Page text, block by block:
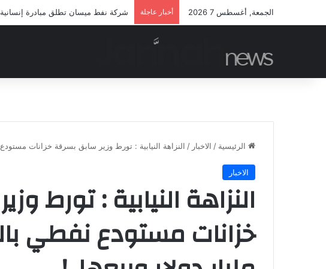
الجمعة, أغسطس 7 2026 أخبار عاجلة شركة نفط ميسان تطلق مبادرة إنسانية
الرئيسية / الاخبار / النزاهة النيابية : تورط وزير سابق بسرقة خزانات مستودع نفطي بالبصرة
الاخبار
النزاهة النيابية : تورط